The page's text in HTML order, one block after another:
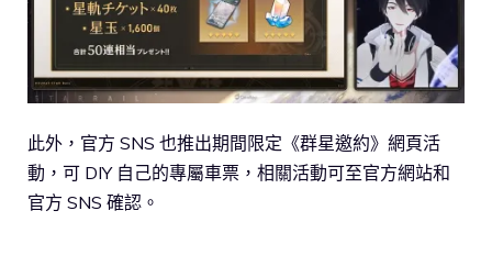
此外，官方 SNS 也推出期間限定《群星邀約》網頁活
動，可 DIY 自己的專屬車票，相關活動可至官方網站和
官方 SNS 確認。